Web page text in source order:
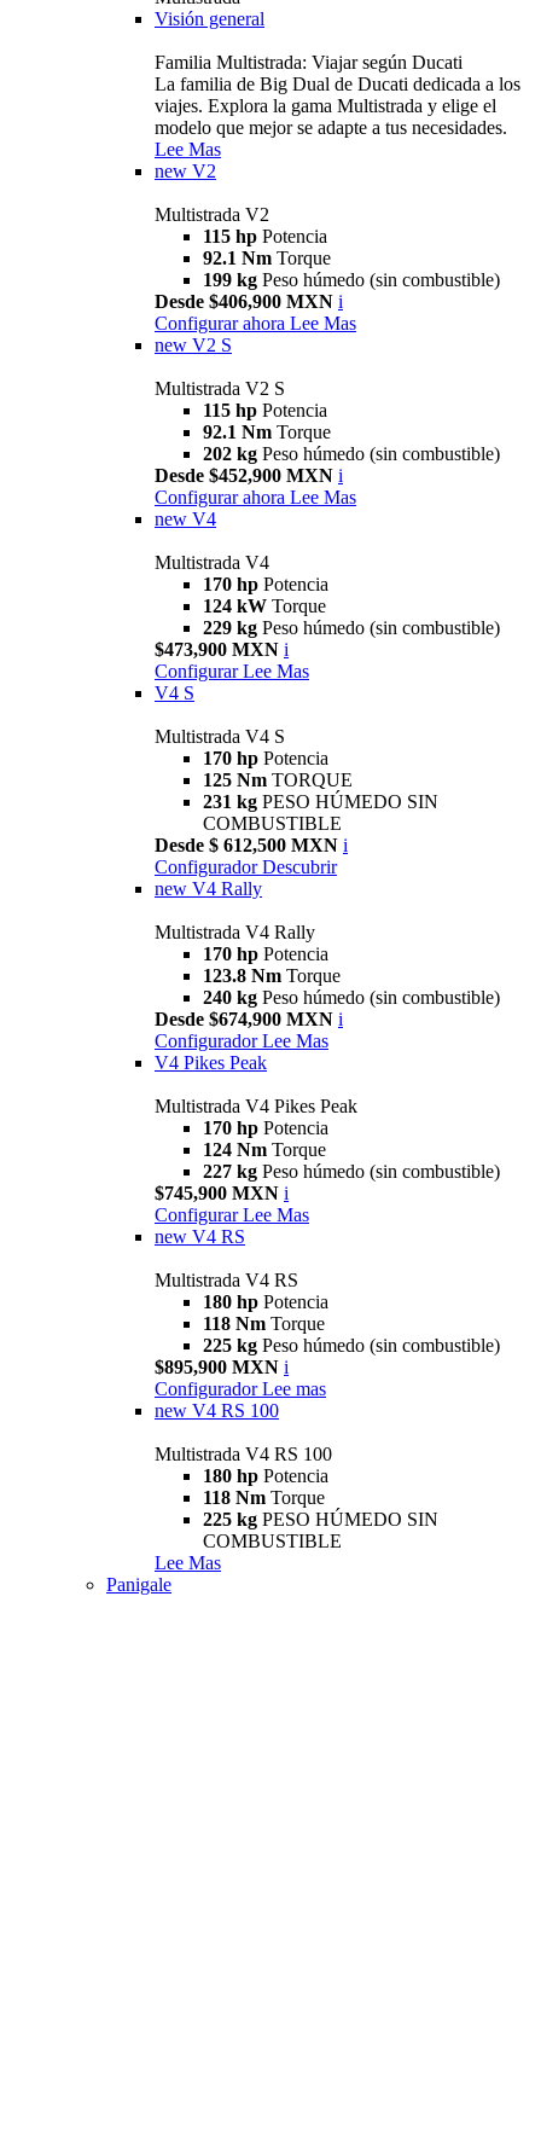
Visión general
Familia Multistrada: Viajar según Ducati
La familia de Big Dual de Ducati dedicada a los
viajes. Explora la gama Multistrada y elige el
modelo que mejor se adapte a tus necesidades.
Lee Mas
new V2
Multistrada V2
115 hp Potencia
92.1 Nm Torque
199 kg Peso húmedo (sin combustible)
Desde $406,900 MXN i
Configurar ahora Lee Mas
new V2 S
Multistrada V2 S
115 hp Potencia
92.1 Nm Torque
202 kg Peso húmedo (sin combustible)
Desde $452,900 MXN i
Configurar ahora Lee Mas
new V4
Multistrada V4
170 hp Potencia
124 kW Torque
229 kg Peso húmedo (sin combustible)
$473,900 MXN i
Configurar Lee Mas
V4 S
Multistrada V4 S
170 hp Potencia
125 Nm TORQUE
231 kg PESO HÚMEDO SIN
COMBUSTIBLE
Desde $ 612,500 MXN i
Configurador Descubrir
new V4 Rally
Multistrada V4 Rally
170 hp Potencia
123.8 Nm Torque
240 kg Peso húmedo (sin combustible)
Desde $674,900 MXN i
Configurador Lee Mas
V4 Pikes Peak
Multistrada V4 Pikes Peak
170 hp Potencia
124 Nm Torque
227 kg Peso húmedo (sin combustible)
$745,900 MXN i
Configurar Lee Mas
new V4 RS
Multistrada V4 RS
180 hp Potencia
118 Nm Torque
225 kg Peso húmedo (sin combustible)
$895,900 MXN i
Configurador Lee mas
new V4 RS 100
Multistrada V4 RS 100
180 hp Potencia
118 Nm Torque
225 kg PESO HÚMEDO SIN
COMBUSTIBLE
Lee Mas
Panigale